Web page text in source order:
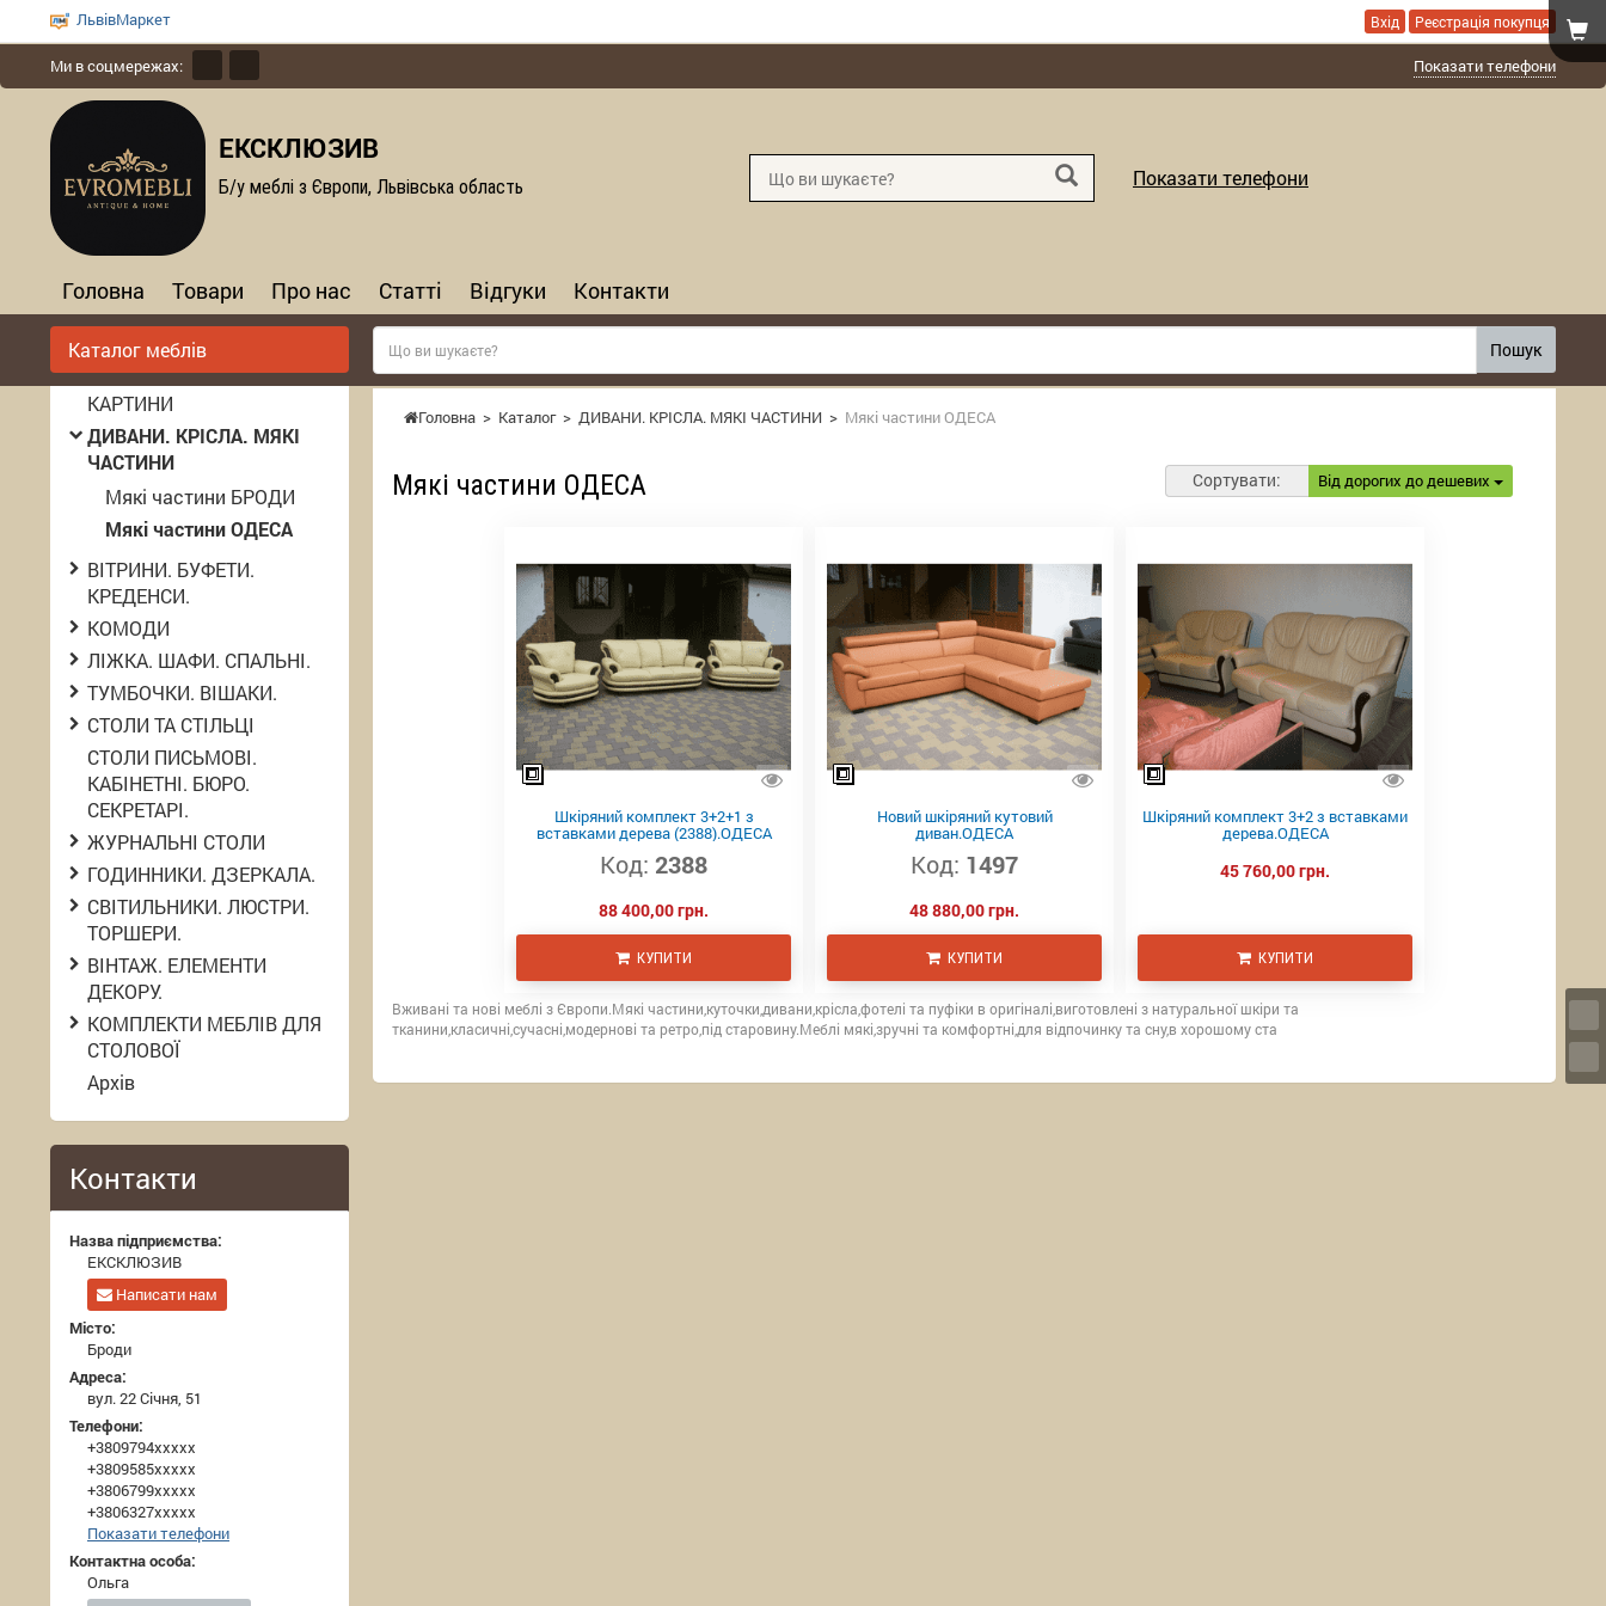
Вхід Реєстрація покупця
ЛьвівМаркет
Ми в соцмережах: Показати телефони
ЕКСКЛЮЗИВ
Б/у меблі з Європи, Львівська область Показати телефони
Головна Товари Про нас Статті Відгуки Контакти
Пошук
Головна > Каталог > ДИВАНИ. КРІСЛА. МЯКІ ЧАСТИНИ > Мякі частини ОДЕСА
Мякі частини ОДЕСА Сортувати: Від дорогих до дешевих
Шкіряний комплект 3+2+1 з
вставками дерева (2388).ОДЕСА
Код: 2388
88 400,00 грн.
КУПИТИ
Новий шкіряний кутовий
диван.ОДЕСА
Код: 1497
48 880,00 грн.
КУПИТИ
Шкіряний комплект 3+2 з вставками
дерева.ОДЕСА
45 760,00 грн.
КУПИТИ
Вживані та нові меблі з Європи.Мякі частини,куточки,дивани,крісла,фотелі та пуфіки в оригіналі,виготовлені з натуральної шкіри та
тканини,класичні,сучасні,модернові та ретро,під старовину.Меблі мякі,зручні та комфортні,для відпочинку та сну,в хорошому ста
Каталог меблів
КАРТИНИ
ДИВАНИ. КРІСЛА. МЯКІ
ЧАСТИНИ
Мякі частини БРОДИ
Мякі частини ОДЕСА
ВІТРИНИ. БУФЕТИ.
КРЕДЕНСИ.
КОМОДИ
ЛІЖКА. ШАФИ. СПАЛЬНІ.
ТУМБОЧКИ. ВІШАКИ.
СТОЛИ ТА СТІЛЬЦІ
СТОЛИ ПИСЬМОВІ.
КАБІНЕТНІ. БЮРО.
СЕКРЕТАРІ.
ЖУРНАЛЬНІ СТОЛИ
ГОДИННИКИ. ДЗЕРКАЛА.
СВІТИЛЬНИКИ. ЛЮСТРИ.
ТОРШЕРИ.
ВІНТАЖ. ЕЛЕМЕНТИ
ДЕКОРУ.
КОМПЛЕКТИ МЕБЛІВ ДЛЯ
СТОЛОВОЇ
Архів
Контакти
Назва підприємства:
ЕКСКЛЮЗИВ
Написати нам
Місто:
Броди
Адреса:
вул. 22 Січня, 51
Телефони:
+3809794xxxxx
+3809585xxxxx
+3806799xxxxx
+3806327xxxxx
Показати телефони
Контактна особа:
Ольга